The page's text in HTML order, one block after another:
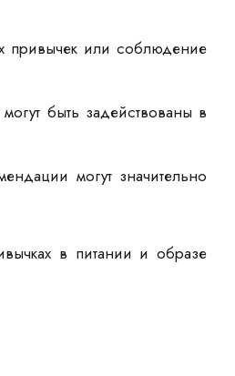
привычек или соблюдение
быть задействованы в
могут значительно
в питании и образе